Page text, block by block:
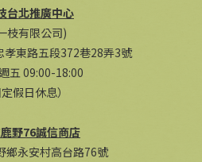
台北推廣中心
枝有限公司)
孝東路五段372巷28弄3號
五 09:00-18:00
定假日休息）
野76誠信商店
鄉永安村高台路76號